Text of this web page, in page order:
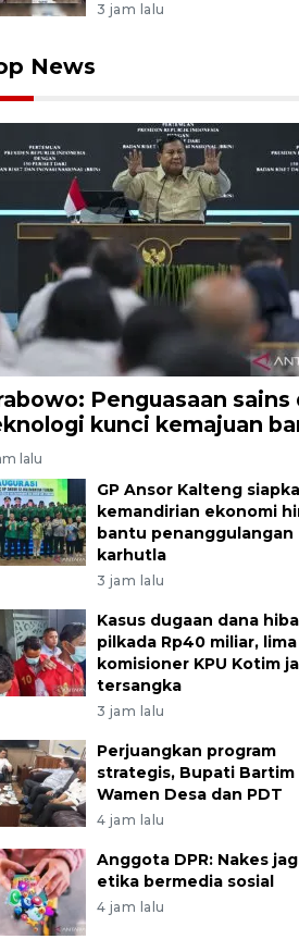
3 jam lalu
News
Penguasaan sains
kunci kemajuan
lalu
GP Ansor Kalteng
kemandirian ekonomi
bantu penanggulangan
karhutla
3 jam lalu
Kasus dugaan dana
pilkada Rp40 miliar, lima
komisioner KPU Kotim
tersangka
3 jam lalu
Perjuangkan program
strategis, Bupati
Wamen Desa dan PDT
4 jam lalu
Anggota DPR: Nakes
etika bermedia sosial
4 jam lalu